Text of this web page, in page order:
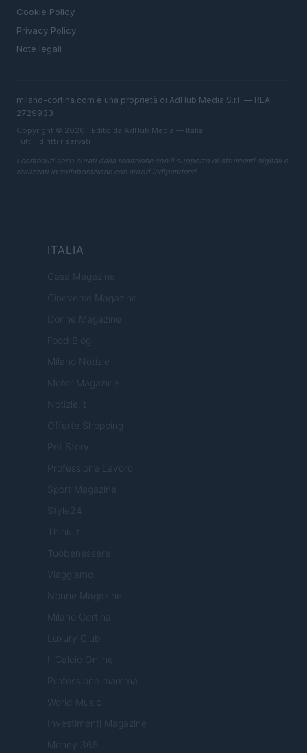
Cookie Policy
Privacy Policy
Note legali
milano-cortina.com è una proprietà di AdHub Media S.r.l. — REA
2729933
Copyright © 2026 · Edito da AdHub Media — Italia
Tutti i diritti riservati
I contenuti sono curati dalla redazione con il supporto di strumenti digitali e
realizzati in collaborazione con autori indipendenti.
ITALIA
Casa Magazine
Cineverse Magazine
Donne Magazine
Food Blog
Milano Notizie
Motor Magazine
Notizie.it
Offerte Shopping
Pet Story
Professione Lavoro
Sport Magazine
Style24
Think.it
Tuobenessere
Viaggiamo
Nonne Magazine
Milano Cortina
Luxury Club
Il Calcio Online
Professione mamma
World Music
Investimenti Magazine
Money 365